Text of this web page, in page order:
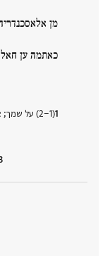
מן
כאתמה ען
(2−1) על